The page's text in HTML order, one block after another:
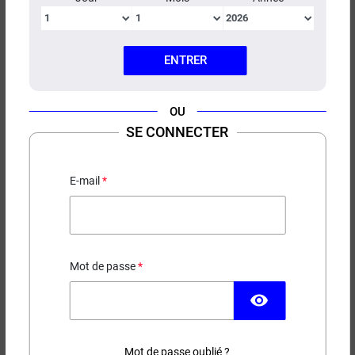
ENTRER
OU
SE CONNECTER
E-mail
Mot de passe
visibility
Mot de passe oublié ?
RECHARGE INTENSE VUSE
5,00 €
Saveur